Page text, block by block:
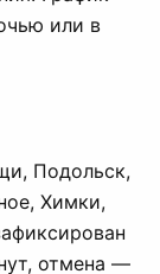
или в
Подольск,
Химки,
отмена —